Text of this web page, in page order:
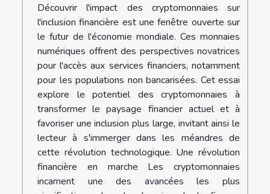
Découvrir l'impact des cryptomonnaies sur
l'inclusion financière est une fenêtre ouverte sur
le futur de l'économie mondiale. Ces monnaies
numériques offrent des perspectives novatrices
pour l'accès aux services financiers, notamment
pour les populations non bancarisées. Cet essai
explore le potentiel des cryptomonnaies à
transformer le paysage financier actuel et à
favoriser une inclusion plus large, invitant ainsi le
lecteur à s'immerger dans les méandres de
cette révolution technologique. Une révolution
financière en marche Les cryptomonnaies
incarnent une des avancées les plus